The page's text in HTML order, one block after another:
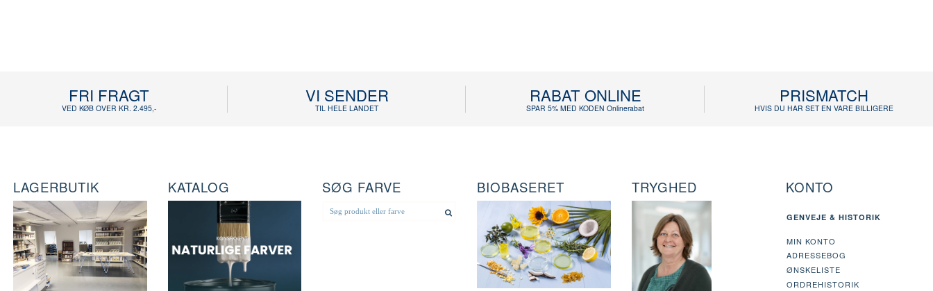
FRI FRAGT
VED KØB OVER KR. 2.495,-
VI SENDER
TIL HELE LANDET
RABAT ONLINE
SPAR 5% MED KODEN Onlinerabat
PRISMATCH
HVIS DU HAR SET EN VARE BILLIGERE
LAGERBUTIK KATALOG SØG FARVE BIOBASERET TRYGHED KONTO
GENVEJE & HISTORIK
MIN KONTO
ADRESSEBOG
ØNSKELISTE
ORDREHISTORIK